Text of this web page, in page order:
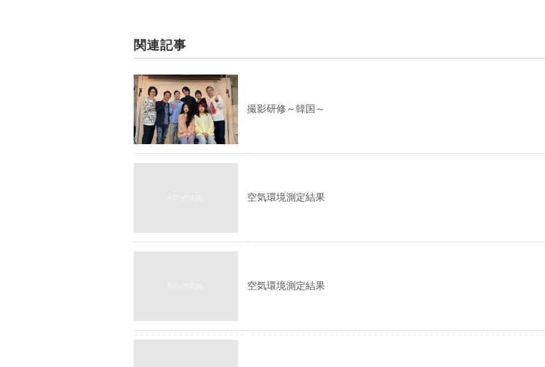
関連記事
撮影研修～韓国～
空気環境測定結果
空気環境測定結果